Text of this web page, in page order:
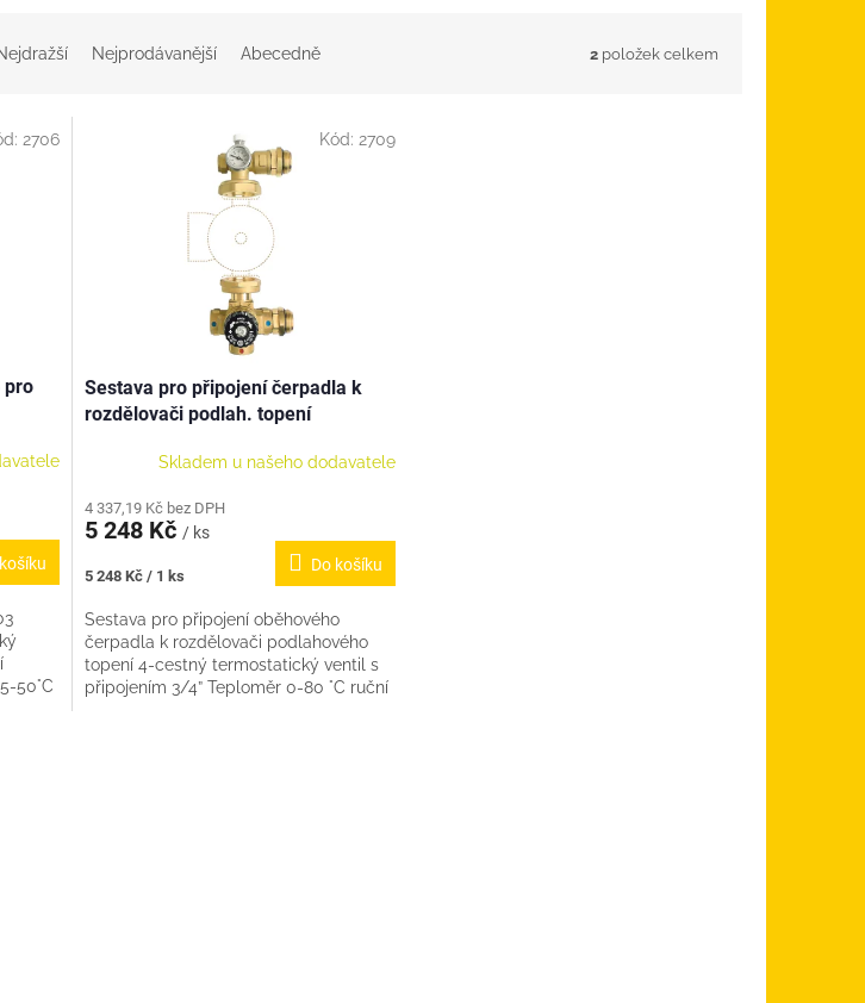
Nejprodávanější Abecedně 2 položek celkem
pro
50°C
2706
Sestava pro připojení čerpadla k
rozdělovači podlah. topení
Skladem u našeho dodavatele
4 337,19 Kč bez DPH
5 248 Kč / ks
Měrná
5 248 Kč / 1 ks
Do košíku
Sestava pro připojení oběhového
čerpadla k rozdělovači podlahového
topení 4-cestný termostatický ventil s
připojením 3/4” Teploměr 0-80 °C ruční
Kód: 2709